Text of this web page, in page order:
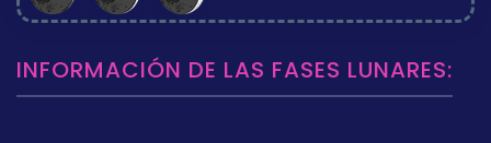
INFORMACIÓN DE LAS FASES LUNARES: